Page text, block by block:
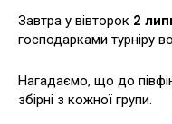
Завтра у вівторок 2
господарками турніру
Нагадаємо, що до
збірні з кожної групи.